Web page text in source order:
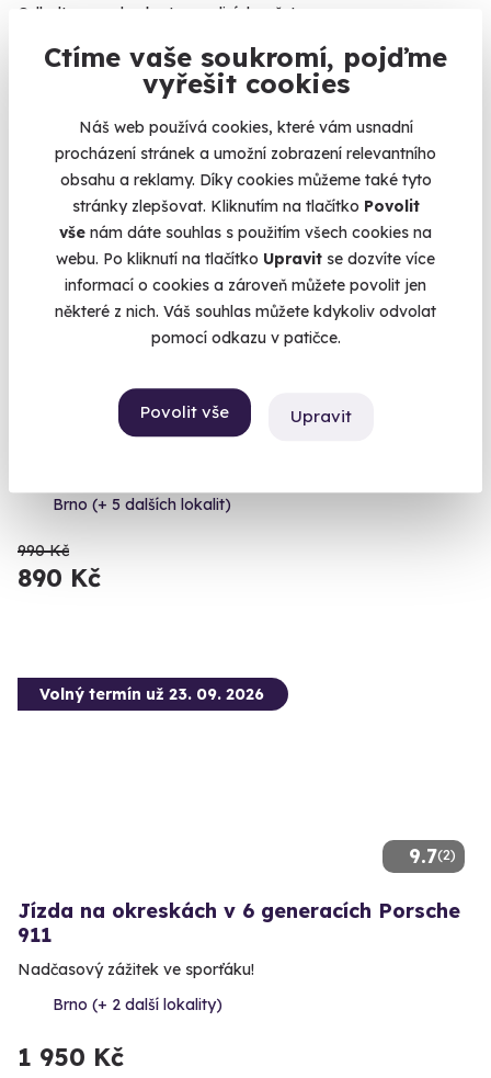
Ctíme vaše soukromí, pojďme
vyřešit cookies
Náš web používá cookies, které vám usnadní
procházení stránek a umožní zobrazení relevantního
obsahu a reklamy. Díky cookies můžeme také tyto
stránky zlepšovat. Kliknutím na tlačítko Povolit
vše nám dáte souhlas s použitím všech cookies na
webu. Po kliknutí na tlačítko Upravit se dozvíte více
informací o cookies a zároveň můžete povolit jen
některé z nich. Váš souhlas můžete kdykoliv odvolat
pomocí odkazu v patičce.
Povolit vše Upravit
Odhalte pravdu ukrytou v ulicích města.
Brno (+ 6 dalších lokalit)
Volný termín už 06. 08. 2026
AKCE
Vánoční venkovní úniková hra
Brno (+ 5 dalších lokalit)
990 Kč
890 Kč
9.7(2)
Volný termín už 23. 09. 2026
Jízda na okreskách v 6 generacích Porsche
911
Nadčasový zážitek ve sporťáku!
Brno (+ 2 další lokality)
1 950 Kč